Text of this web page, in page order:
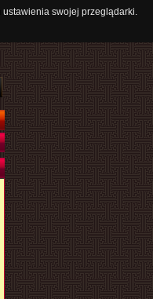
ustawienia swojej przeglądarki.